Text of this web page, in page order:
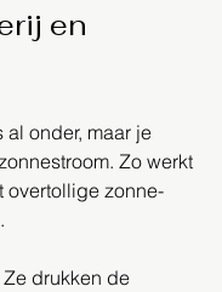
en
al onder, maar je
Zo werkt
zonne-
drukken de